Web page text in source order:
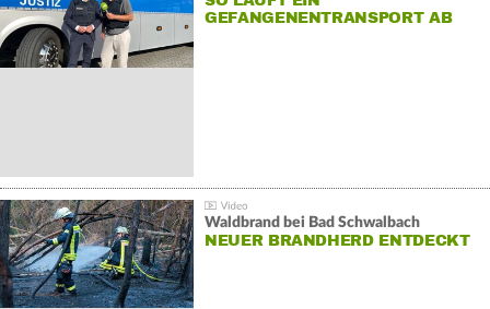
GEFANGENENTRANSPORT AB
Waldbrand bei Bad Schwalbach
NEUER BRANDHERD ENTDECKT